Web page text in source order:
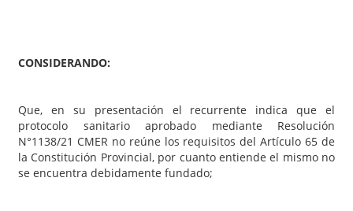
CONSIDERANDO:
Que, en su presentación el recurrente indica que el
protocolo sanitario aprobado mediante Resolución
N°1138/21 CMER no reúne los requisitos del Artículo 65 de
la Constitución Provincial, por cuanto entiende el mismo no
se encuentra debidamente fundado;